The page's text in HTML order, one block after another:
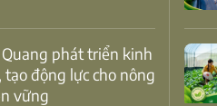
động lực cho nông
vững